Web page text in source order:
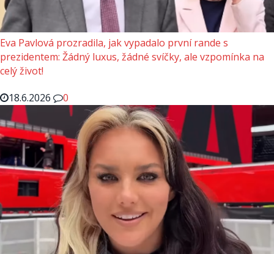
Eva Pavlová prozradila, jak vypadalo první rande s
prezidentem: Žádný luxus, žádné svíčky, ale vzpomínka na
celý život!
18.6.2026
0